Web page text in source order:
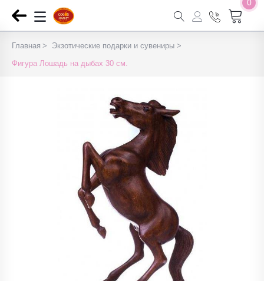
0
Главная
Экзотические подарки и сувениры
Фигура Лошадь на дыбах 30 см.